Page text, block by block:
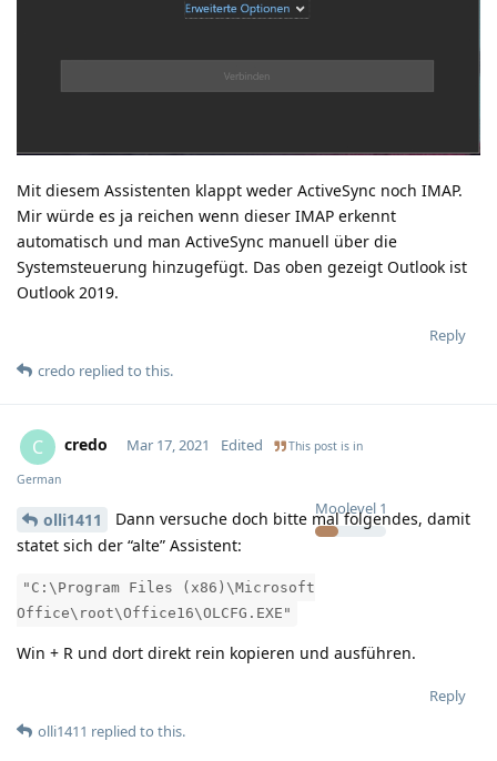
Mit diesem Assistenten klappt weder ActiveSync noch IMAP.
Mir würde es ja reichen wenn dieser IMAP erkennt
automatisch und man ActiveSync manuell über die
Systemsteuerung hinzugefügt. Das oben gezeigt Outlook ist
Outlook 2019.
Reply
credo replied to this.
C credo
Moolevel 1
Mar 17, 2021 Edited This post is in
German
olli1411
Dann versuche doch bitte mal folgendes, damit
statet sich der “alte” Assistent:
"C:\Program Files (x86)\Microsoft
Office\root\Office16\OLCFG.EXE"
Win + R und dort direkt rein kopieren und ausführen.
Reply
olli1411 replied to this.